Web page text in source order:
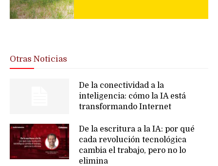
Otras Noticias
De la conectividad a la
inteligencia: cómo la IA está
transformando Internet
De la escritura a la IA: por qué
cada revolución tecnológica
cambia el trabajo, pero no lo
elimina